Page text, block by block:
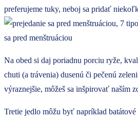
preferujeme tuky, neboj sa pridať
Na obed si daj poriadnu porciu ryže,
chuti (a trávenia) dusenú či pečenú
výraznejšie, môžeš sa inšpirovať naším
Tretie jedlo môžu byť napríklad